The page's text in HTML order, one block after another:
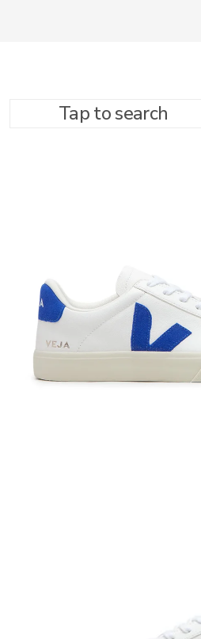
Tap to search